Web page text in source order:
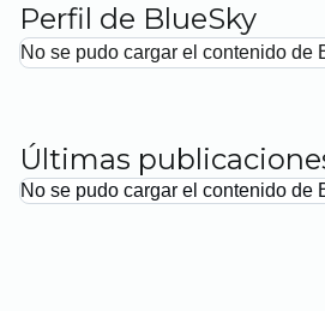
Perfil de BlueSky
No se pudo cargar el contenido de
Últimas
No se pudo cargar el contenido de